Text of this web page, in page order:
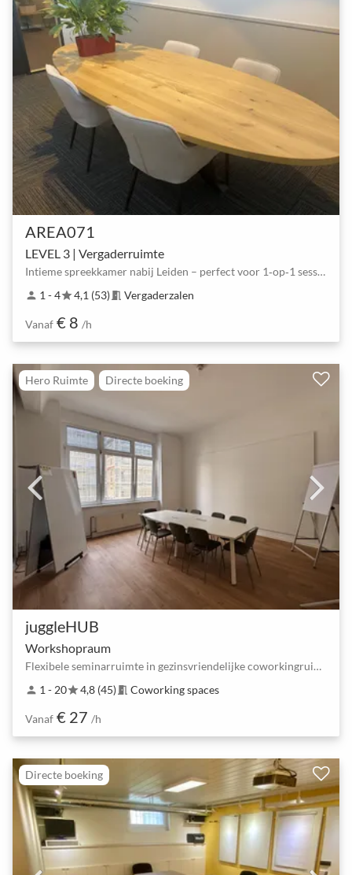
AREA071
LEVEL 3 | Vergaderruimte
Intieme spreekkamer nabij Leiden – perfect voor 1‑op‑1 sessies
person 1 - 4star4,1 (53) meeting_room Vergaderzalen
Vanaf € 8 /h
Hero Ruimte Directe boeking
juggleHUB
Workshopraum
Flexibele seminarruimte in gezinsvriendelijke coworkingruimte
person 1 - 20star4,8 (45) meeting_room Coworking spaces
Vanaf € 27 /h
Directe boeking